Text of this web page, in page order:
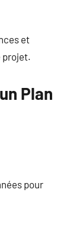
et
projet.
Plan
pour